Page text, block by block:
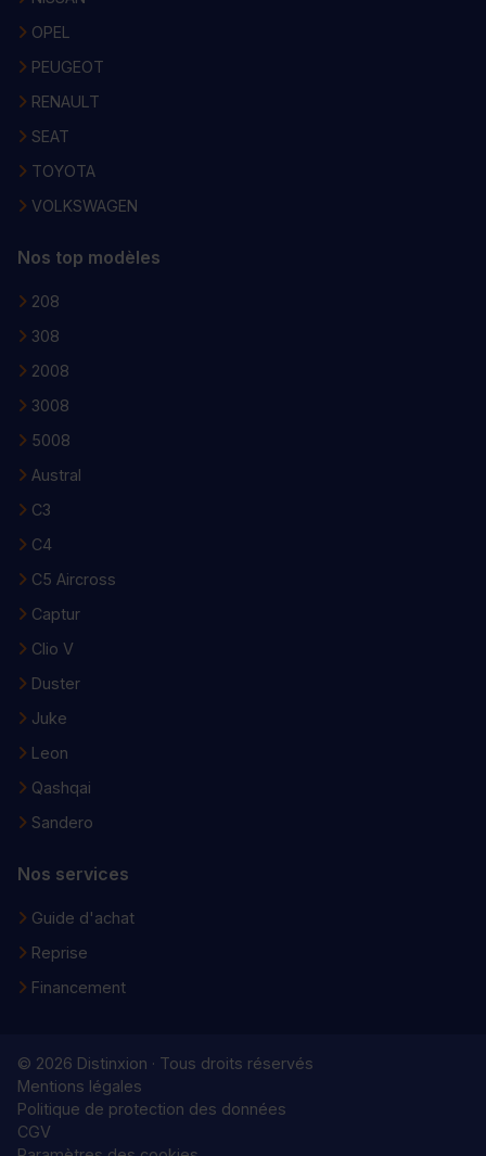
OPEL
PEUGEOT
RENAULT
SEAT
TOYOTA
VOLKSWAGEN
Nos top modèles
208
308
2008
3008
5008
Austral
C3
C4
C5 Aircross
Captur
Clio V
Duster
Juke
Leon
Qashqai
Sandero
Nos services
Guide d'achat
Reprise
Financement
© 2026 Distinxion · Tous droits réservés
Mentions légales
Politique de protection des données
CGV